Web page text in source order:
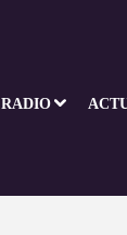
RADIO